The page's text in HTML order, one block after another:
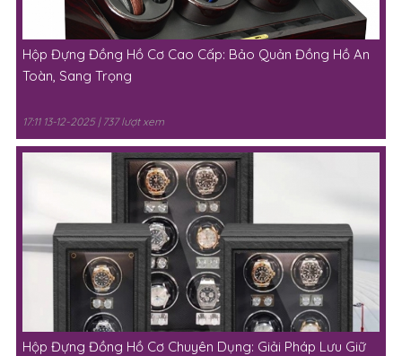
Hộp Đựng Đồng Hồ Cơ Cao Cấp: Bảo Quản Đồng Hồ An
17:11 13-12-2025 | 737 lượt xem